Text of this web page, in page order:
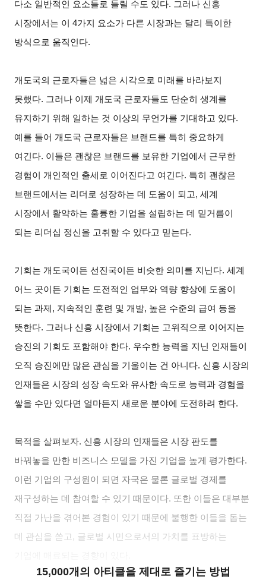
다소 일반적인 요소들로 들릴 수도 있다. 그러나 신흥
시장에서는 이 4가지 요소가 다른 시장과는 달리 특이한
방식으로 움직인다.
개도국의 근로자들은 넓은 시각으로 미래를 바라보지
못했다. 그러나 이제 개도국 근로자들도 단순히 생계를
유지하기 위해 일하는 것 이상의 무언가를 기대하고 있다.
예를 들어 개도국 근로자들은 브랜드를 특히 중요하게
여긴다. 이들은 괜찮은 브랜드를 보유한 기업에서 근무한
경험이 개인적인 출세로 이어진다고 여긴다. 특히 괜찮은
브랜드에서는 리더로 성장하는 데 도움이 되고, 세계
시장에서 활약하는 훌륭한 기업을 설립하는 데 밑거름이
되는 리더십 정신을 고취할 수 있다고 믿는다.
기회는 개도국이든 선진국이든 비슷한 의미를 지닌다. 세계
어느 곳이든 기회는 도전적인 업무와 역량 향상에 도움이
되는 과제, 지속적인 훈련 및 개발, 높은 수준의 급여 등을
뜻한다. 그러나 신흥 시장에서 기회는 고위직으로 이어지는
승진의 기회도 포함해야 한다. 우수한 능력을 지닌 인재들이
오직 승진에만 많은 관심을 기울이는 건 아니다. 신흥 시장의
인재들은 시장의 성장 속도와 유사한 속도로 능력과 경험을
쌓을 수만 있다면 얼마든지 새로운 분야에 도전하려 한다.
목적을 살펴보자. 신흥 시장의 인재들은 시장 판도를
바꿔놓을 만한 비즈니스 모델을 가진 기업을 높게 평가한다.
이런 기업의 구성원이 되면 자국은 물론 글로벌 경제를
재구성하는 데 참여할 수 있기 때문이다. 또한 이들은 대부분
직접 가난을 겪어본 경험이 있기 때문에 불행한 이들을 돕는
데 관심을 쏟고, 글로벌 시민으로서의 가치를 표방하는
15,000개의 아티클을 제대로 즐기는 방법